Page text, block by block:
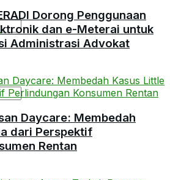
Dorong Penggunaan
dan e-Meterai untuk
Administrasi Advokat
Daycare: Membedah
dari Perspektif
Rentan